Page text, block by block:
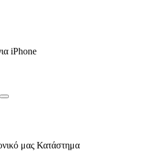
iPhone
μας Κατάστημα